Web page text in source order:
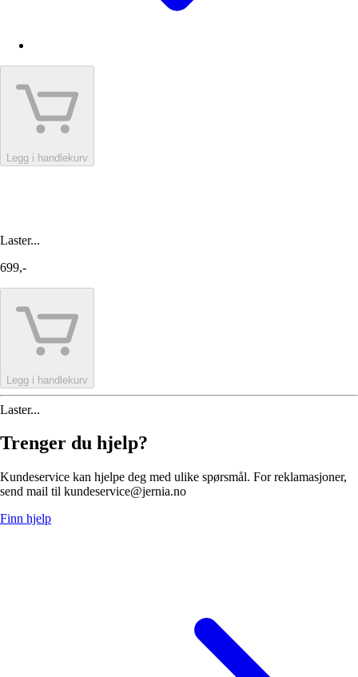
Legg i handlekurv
Laster...
699,-
Legg i handlekurv
Laster...
Trenger du hjelp?
Kundeservice kan hjelpe deg med ulike spørsmål. For reklamasjoner,
send mail til kundeservice@jernia.no
Finn hjelp